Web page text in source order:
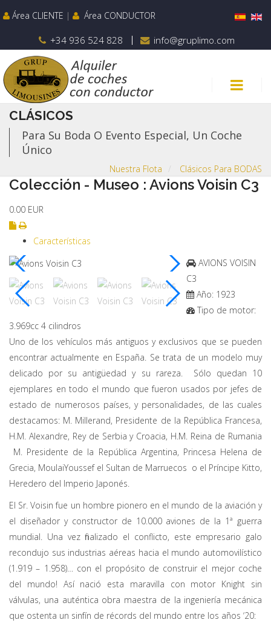
Área CLIENTE | Área CONDUCTOR
+34 936 524 828 info@gruplimo.com
CLÁSICOS
Para Su Boda O Evento Especial, Un Coche
Único
Nuestra Flota Clásicos Para BODAS
Colección - Museo : Avions Voisin C3
0.00 EUR
Características
AVIONS VOISIN
C3
Año: 1923
Tipo de motor:
3.969cc 4 cilindros
Uno de los vehículos más antiguos y exclusivos que se pueden
encontrar actualmente en España. Se trata de un modelo muy
delicado por su antigüedad y su rareza. Sólo quedan 10
ejemplares en todo el mundo que fueron usados por jefes de
estado de numerosos países, y personalidades, de las cuales
destacamos: M. Millerand, Presidente de la República Francesa,
H.M. Alexandre, Rey de Serbia y Croacia, H.M. Reina de Rumania
M. Presidente de la República Argentina, Princesa Helena de
Grecia, MoulaiYoussef el Sultan de Marruecos o el Príncipe Kitto,
Heredero del Imperio Japonés.
El Sr. Voisin fue un hombre pionero en el mundo de la aviación y
el diseñador y constructor de 10.000 aviones de la 1ª guerra
mundial. Una vez finalizado el conflicto, este empresario galo
recondujo sus industrias aéreas hacia el mundo automovilístico
(1.919 – 1.958)… con el propósito de construir el mejor coche
del mundo! Así nació esta maravilla con motor Knight sin
válvulas, una auténtica obra maestra de la ingeniería mecánica
que ostenta un sinfín de récords del mundo entre los años ‘20: